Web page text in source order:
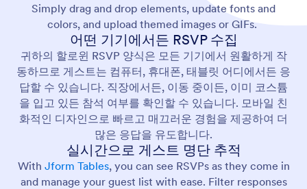
Simply drag and drop elements, update fonts and
colors, and upload themed images or GIFs.
어떤 기기에서든 RSVP 수집
귀하의 할로윈 RSVP 양식은 모든 기기에서 원활하게 작
동하므로 게스트는 컴퓨터, 휴대폰, 태블릿 어디에서든 응
답할 수 있습니다. 직장에서든, 이동 중이든, 이미 코스튬
을 입고 있든 참석 여부를 확인할 수 있습니다. 모바일 친
화적인 디자인으로 빠르고 매끄러운 경험을 제공하여 더
많은 응답을 유도합니다.
실시간으로 게스트 명단 추적
With Jform Tables, you can see RSVPs as they come in
and manage your guest list with ease. Filter responses